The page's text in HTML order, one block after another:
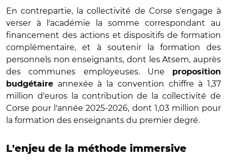
En contrepartie, la collectivité de Corse s'engage à
verser à l'académie la somme correspondant au
financement des actions et dispositifs de formation
complémentaire, et à soutenir la formation des
personnels non enseignants, dont les Atsem, auprès
des communes employeuses. Une
proposition
budgétaire annexée à la convention chiffre à 1,37
million d'euros la contribution de la collectivité de
Corse pour l'année 2025-2026, dont 1,03 million pour
la formation des enseignants du premier degré.
L'enjeu de la méthode immersive